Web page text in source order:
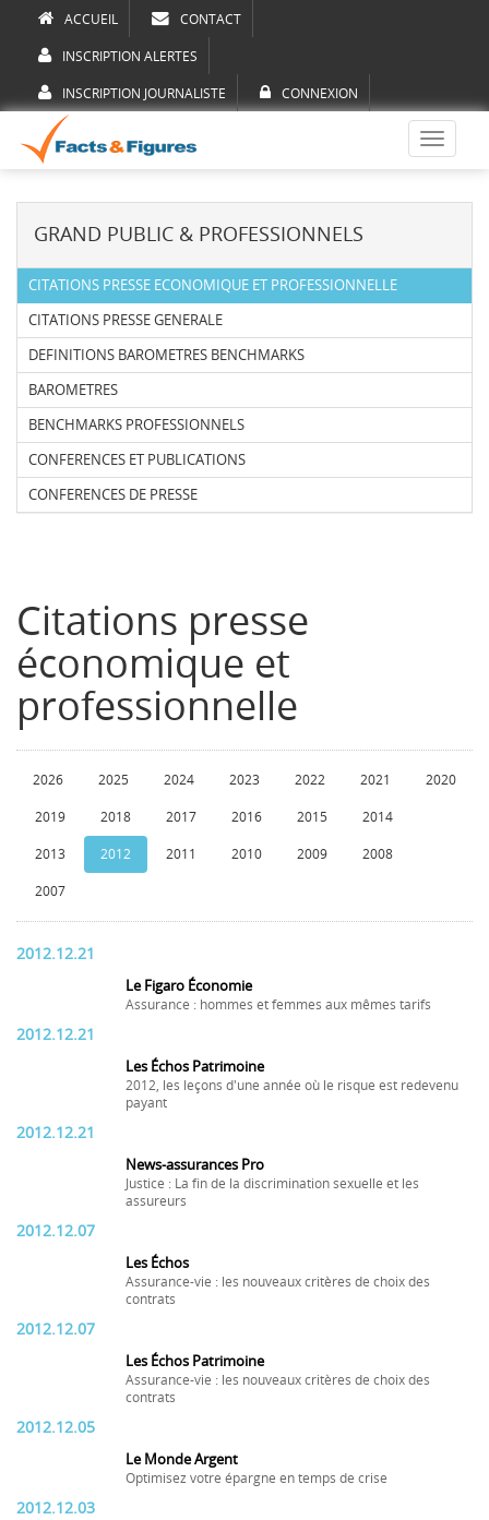
ACCUEIL CONTACT
INSCRIPTION ALERTES
INSCRIPTION JOURNALISTE CONNEXION
Toggle
GRAND PUBLIC & PROFESSIONNELS
CITATIONS PRESSE ECONOMIQUE ET PROFESSIONNELLE
CITATIONS PRESSE GENERALE
DEFINITIONS BAROMETRES BENCHMARKS
BAROMETRES
BENCHMARKS PROFESSIONNELS
CONFERENCES ET PUBLICATIONS
CONFERENCES DE PRESSE
Citations presse
économique et
professionnelle
2026 2025 2024 2023 2022 2021 2020
2019 2018 2017 2016 2015 2014
2013 2012 2011 2010 2009 2008
2007
2012.12.21
Le Figaro Économie
Assurance : hommes et femmes aux mêmes tarifs
2012.12.21
Les Échos Patrimoine
2012, les leçons d'une année où le risque est redevenu
payant
2012.12.21
News-assurances Pro
Justice : La fin de la discrimination sexuelle et les
assureurs
2012.12.07
Les Échos
Assurance-vie : les nouveaux critères de choix des
contrats
2012.12.07
Les Échos Patrimoine
Assurance-vie : les nouveaux critères de choix des
contrats
2012.12.05
Le Monde Argent
Optimisez votre épargne en temps de crise
2012.12.03